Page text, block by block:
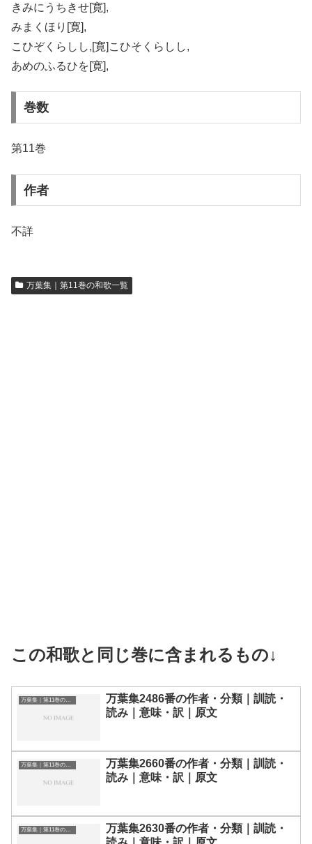
きみにうちきせ[寛],
みまくほり[寛],
こひぞくらしし,[寛]こひそくらしし,
あめのふるひを[寛],
巻数
第11巻
作者
不詳
万葉集｜第11巻の和歌一覧
この和歌と同じ巻に含まれるもの↓
万葉集｜第11巻の和歌一覧
万葉集2486番の作者・分類｜訓読・
読み｜意味・訳｜原文
万葉集｜第11巻の和歌一覧
万葉集2660番の作者・分類｜訓読・
読み｜意味・訳｜原文
万葉集｜第11巻の和歌一覧
万葉集2630番の作者・分類｜訓読・